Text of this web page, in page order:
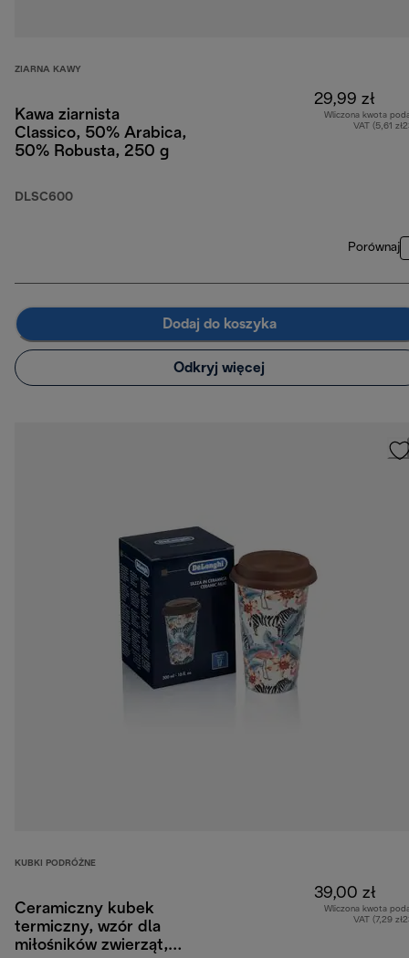
ZIARNA KAWY
Kawa ziarnista
Classico, 50% Arabica,
50% Robusta, 250 g
DLSC600
29,99 zł
Wliczona kwota
VAT (5,61
Porównaj
Dodaj do koszyka
Odkryj więcej
KUBKI PODRÓŻNE
Ceramiczny kubek
termiczny, wzór dla
miłośników zwierząt,
39,00 zł
Wliczona kwota
VAT (7,29